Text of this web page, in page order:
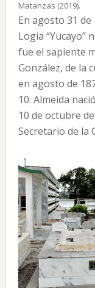
Matanzas (2019).
En agosto 31
Logia “Yucayo”
fue el sapiente
González, de la
en agosto de
10. Almeida
10 de octubre
Secretario de la